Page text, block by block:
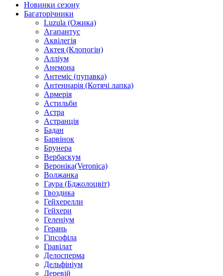
Новинки сезону
Багаторічники
Luzula (Ожика)
Агапантус
Аквілегія
Актея (Клопогін)
Алліум
Анемона
Антеміс (пупавка)
Антеннарія (Котячі лапка)
Армерія
Астильби
Астра
Астранція
Бадан
Барвінок
Брунера
Вербаскум
Вероніка(Veronica)
Волжанка
Гаура (Бджолоцвіт)
Гвоздика
Гейхерелли
Гейхери
Геленіум
Герань
Гіпсофіла
Гравілат
Делосперма
Дельфініум
Деревій